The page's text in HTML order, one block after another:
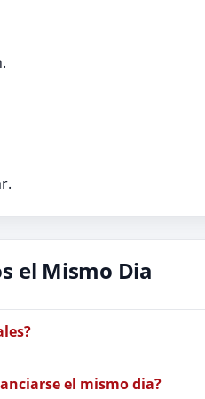
el Mismo Dia
el mismo dia?